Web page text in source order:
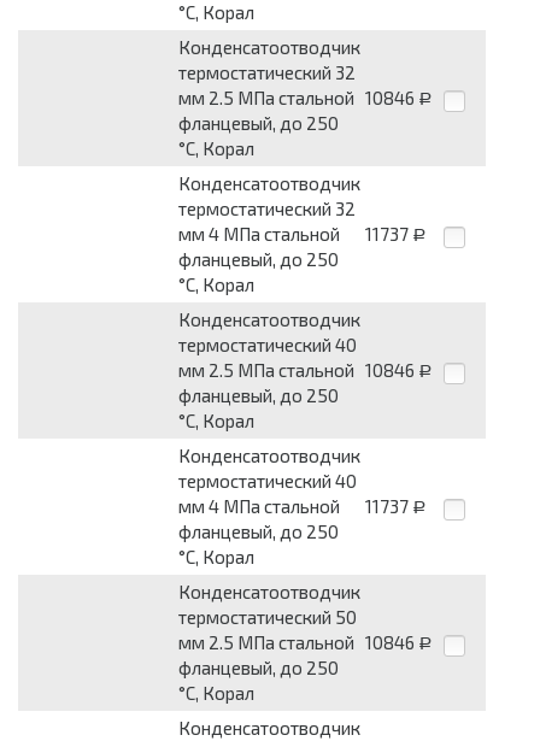
°С, Корал
Конденсатоотводчик
термостатический 32
мм 2.5 МПа стальной
фланцевый, до 250
°С, Корал
10846 Р
Конденсатоотводчик
термостатический 32
мм 4 МПа стальной
фланцевый, до 250
°С, Корал
11737 Р
Конденсатоотводчик
термостатический 40
мм 2.5 МПа стальной
фланцевый, до 250
°С, Корал
10846 Р
Конденсатоотводчик
термостатический 40
мм 4 МПа стальной
фланцевый, до 250
°С, Корал
11737 Р
Конденсатоотводчик
термостатический 50
мм 2.5 МПа стальной
фланцевый, до 250
°С, Корал
10846 Р
Конденсатоотводчик